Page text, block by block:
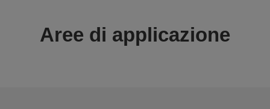
Aree di applicazione